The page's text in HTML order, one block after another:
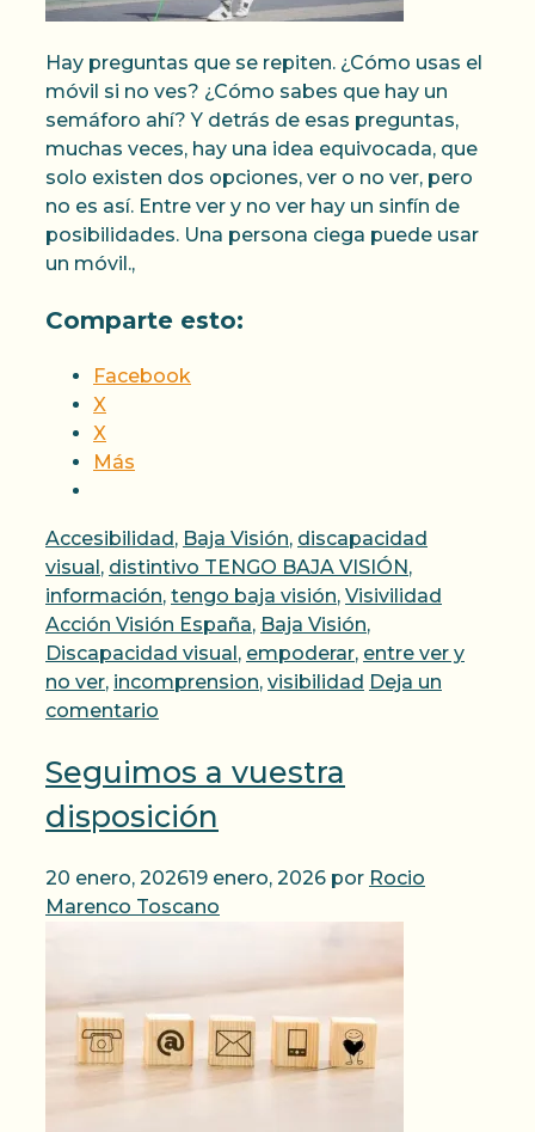
Hay preguntas que se repiten. ¿Cómo usas el
móvil si no ves? ¿Cómo sabes que hay un
semáforo ahí? Y detrás de esas preguntas,
muchas veces, hay una idea equivocada, que
solo existen dos opciones, ver o no ver, pero
no es así. Entre ver y no ver hay un sinfín de
posibilidades. Una persona ciega puede usar
un móvil.,
Comparte esto:
Facebook
X
X
Más
Categorías
Accesibilidad , Baja Visión, discapacidad
visual , distintivo TENGO BAJA VISIÓN ,
información, tengo baja visión, Visivilidad
Acción Visión España, Baja Visión,
Discapacidad visual , empoderar, entre ver y
no ver, incomprension, visibilidad Deja un
comentario
Seguimos a vuestra
disposición
20 enero, 202619 enero, 2026 por Rocio
Marenco Toscano